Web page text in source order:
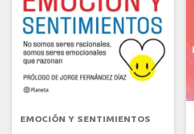
EMOCIÓN Y SENTIMIENTOS